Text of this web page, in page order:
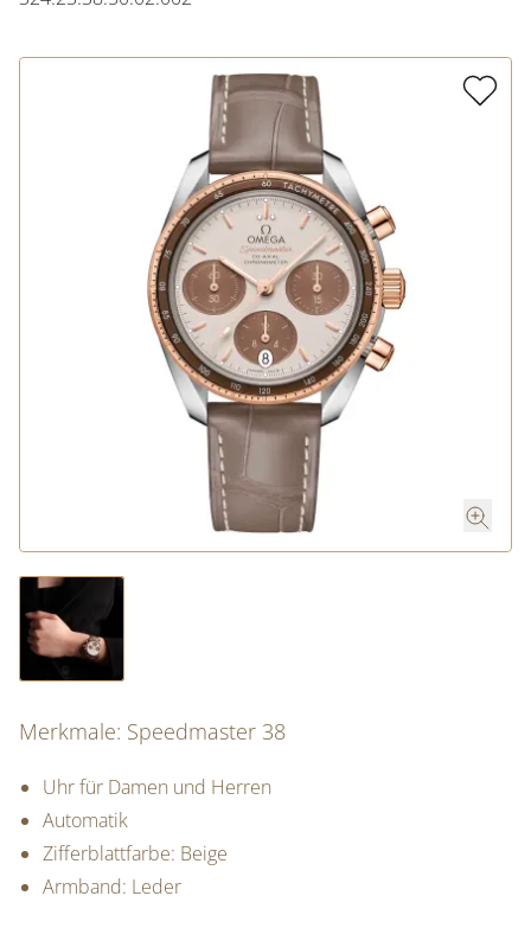
Merkmale: Speedmaster 38
Uhr für Damen und Herren
Automatik
Zifferblattfarbe: Beige
Armband: Leder